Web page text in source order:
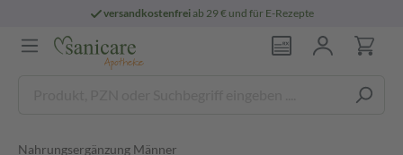
versandkostenfreiab 29 € und für E-Rezepte
Nahrungsergänzung Männer